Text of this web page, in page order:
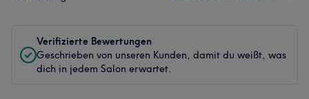
Verifizierte Bewertungen
Geschrieben von unseren Kunden, damit du weißt, was
dich in jedem Salon erwartet.